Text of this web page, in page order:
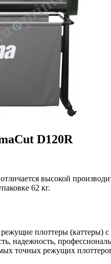
D120R
высокой
62 кг.
плоттеры (каттеры)
надежность,
точных режущих